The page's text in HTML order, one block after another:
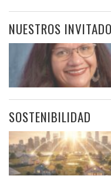
NUESTROS
SOSTENIBILIDAD